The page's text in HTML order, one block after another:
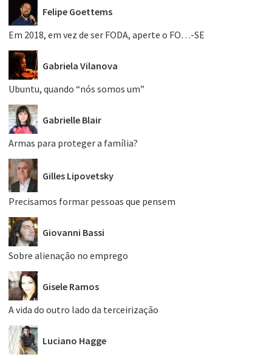
Felipe Goettems
Em 2018, em vez de ser FODA, aperte o FO…-SE
Gabriela Vilanova
Ubuntu, quando “nós somos um”
Gabrielle Blair
Armas para proteger a família?
Gilles Lipovetsky
Precisamos formar pessoas que pensem
Giovanni Bassi
Sobre alienação no emprego
Gisele Ramos
A vida do outro lado da terceirização
Luciano Hagge